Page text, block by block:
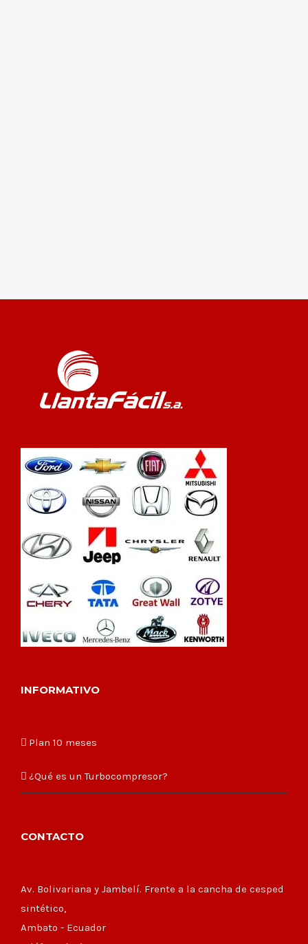
INFORMATIVO
Plan 10 meses
¿Qué es un Turbocompresor?
CONTACTO
Av. Bolivariana y Jambelí. Frente a la cancha de cesped
sintético,
Ambato - Ecuador